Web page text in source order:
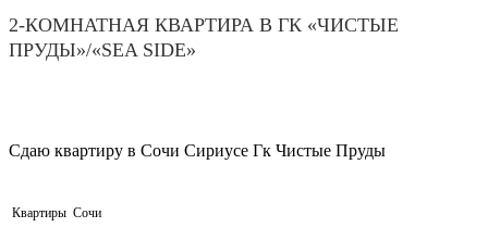
2-КОМНАТНАЯ КВАРТИРА В ГК «ЧИСТЫЕ
ПРУДЫ»/«SEA SIDE»
Сдаю квартиру в Сочи Сириусе Гк Чистые Пруды
Квартиры Сочи